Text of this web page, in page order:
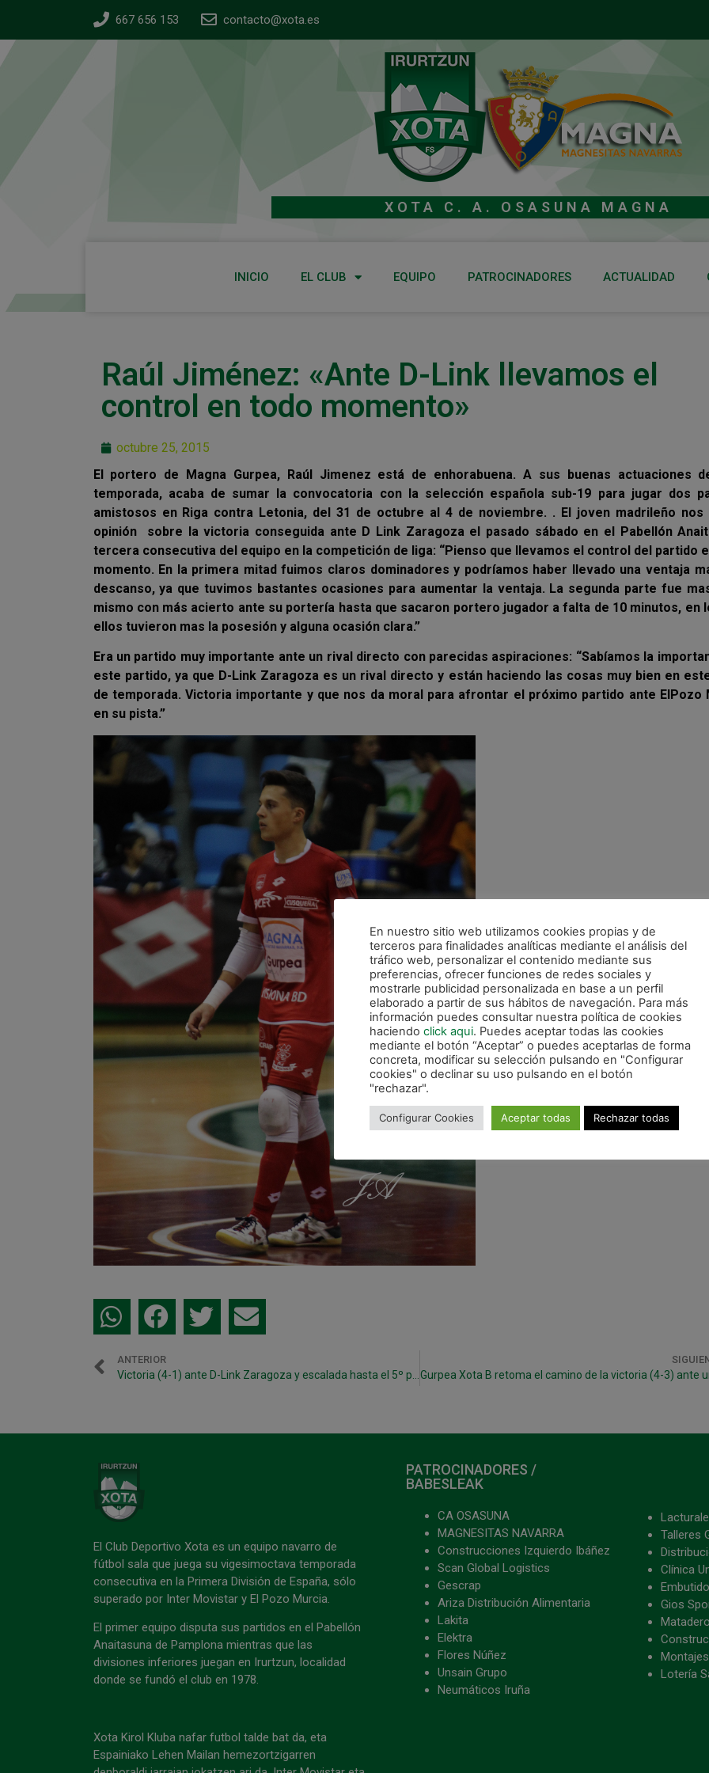
667 656 153 contacto@xota.es
XOTA C. A. OSASUNA MAGNA
INICIO EL CLUB EQUIPO PATROCINADORES ACTUALIDAD
Raúl Jiménez: «Ante D-Link llevamos el
control en todo momento»
octubre 25, 2015
El portero de Magna Gurpea, Raúl Jimenez está de enhorabuena. A sus buenas actuaciones
temporada, acaba de sumar la convocatoria con la selección española sub-19 para jugar dos
amistosos en Riga contra Letonia, del 31 de octubre al 4 de noviembre. . El joven madrileño nos
opinión sobre la victoria conseguida ante D Link Zaragoza el pasado sábado en el Pabellón
tercera consecutiva del equipo en la competición de liga: “Pienso que llevamos el control del partido
momento. En la primera mitad fuimos claros dominadores y podríamos haber llevado una ventaja
descanso, ya que tuvimos bastantes ocasiones para aumentar la ventaja. La segunda parte fue
mismo con más acierto ante su portería hasta que sacaron portero jugador a falta de 10 minutos, en
ellos tuvieron mas la posesión y alguna ocasión clara.”
Era un partido muy importante ante un rival directo con parecidas aspiraciones: “Sabíamos la
este partido, ya que D-Link Zaragoza es un rival directo y están haciendo las cosas muy bien en
de temporada. Victoria importante y que nos da moral para afrontar el próximo partido ante ElPozo
en su pista.”
ANTERIOR
El Club Deportivo Xota es un equipo navarro de
fútbol sala que juega su vigesimoctava temporada
consecutiva en la Primera División de España, sólo
superado por Inter Movistar y El Pozo Murcia.
El primer equipo disputa sus partidos en el Pabellón
Anaitasuna de Pamplona mientras que las
divisiones inferiores juegan en Irurtzun, localidad
donde se fundó el club en 1978.
Xota Kirol Kluba nafar futbol talde bat da, eta
Espainiako Lehen Mailan hemezortzigarren
PATROCINADORES /
BABESLEAK
CA OSASUNA
MAGNESITAS NAVARRA
Construcciones Izquierdo Ibáñez
Scan Global Logistics
Gescrap
Ariza Distribución Alimentaria
Lakita
Elektra
Flores Núñez
Unsain Grupo
Neumáticos Iruña
Lacturale
Talleres
Clínica
Gios
Lotería
En nuestro sitio web utilizamos cookies propias y de
terceros para finalidades analíticas mediante el análisis del
tráfico web, personalizar el contenido mediante sus
preferencias, ofrecer funciones de redes sociales y
mostrarle publicidad personalizada en base a un perfil
elaborado a partir de sus hábitos de navegación. Para más
información puedes consultar nuestra política de cookies
haciendo click aqui. Puedes aceptar todas las cookies
mediante el botón “Aceptar” o puedes aceptarlas de forma
concreta, modificar su selección pulsando en "Configurar
cookies" o declinar su uso pulsando en el botón
"rechazar".
Configurar Cookies Aceptar todas Rechazar todas